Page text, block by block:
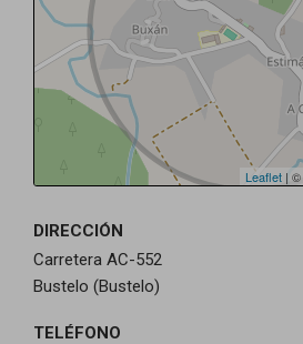
Leaflet | ©
DIRECCIÓN
Carretera AC-552
Bustelo (Bustelo)
TELÉFONO